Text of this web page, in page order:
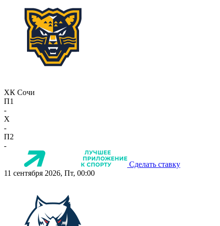
ХК Сочи
П1
-
X
-
П2
-
Сделать ставку
11 сентября 2026, Пт, 00:00